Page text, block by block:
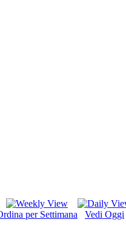
per Settimana Vedi Oggi